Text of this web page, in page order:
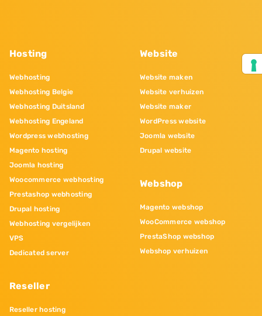
Hosting
Webhosting
Webhosting Belgie
Webhosting Duitsland
Webhosting Engeland
Wordpress webhosting
Magento hosting
Joomla hosting
Woocommerce webhosting
Prestashop webhosting
Drupal hosting
Webhosting vergelijken
VPS
Dedicated server
Reseller
Reseller hosting
Website
Website maken
Website verhuizen
Website maker
WordPress website
Joomla website
Drupal website
Webshop
Magento webshop
WooCommerce webshop
PrestaShop webshop
Webshop verhuizen